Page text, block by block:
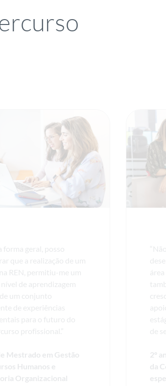
forma geral, posso
que a realização de um
REN, permitiu-me um
de aprendizagem
um conjunto
de experiências
para o futuro do
profissional.”
Mestrado em Gestão
Humanos e
Organizacional
de
2º
da